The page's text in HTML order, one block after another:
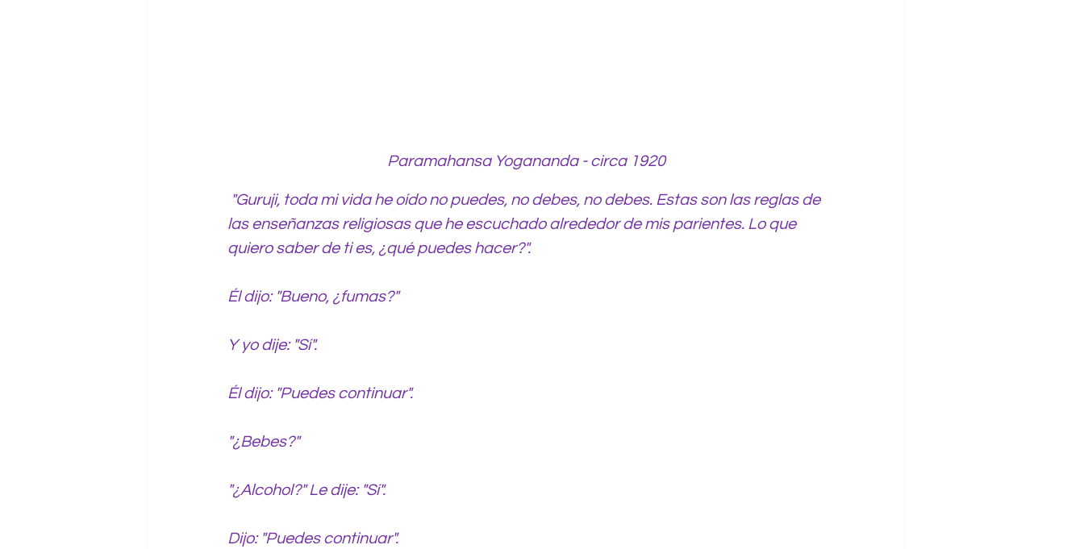
Paramahansa Yogananda - circa 1920
"Guruji, toda mi vida he oído no puedes, no debes, no debes. Estas son las reglas de
las enseñanzas religiosas que he escuchado alrededor de mis parientes. Lo que
quiero saber de ti es, ¿qué puedes hacer?".
Él dijo: "Bueno, ¿fumas?"
Y yo dije: "Sí".
Él dijo: "Puedes continuar".
"¿Bebes?"
"¿Alcohol?" Le dije: "Sí".
Dijo: "Puedes continuar".